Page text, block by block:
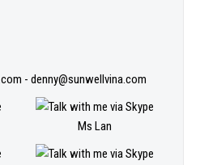
- denny@sunwellvina.com
Ms Lan